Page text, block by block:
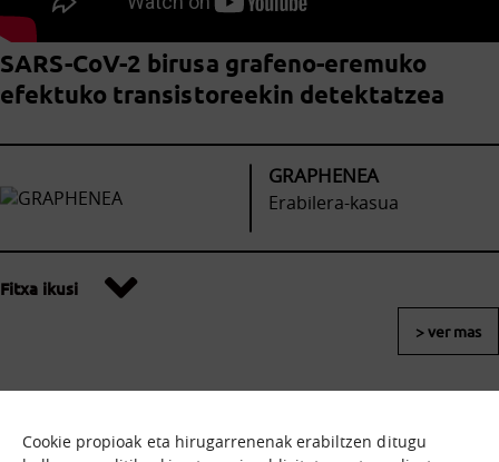
Cookie propioak eta hirugarrenenak erabiltzen ditugu
SARS-CoV-2 birusa grafeno-eremuko
efektuko transistoreekin detektatzea
GRAPHENEA
Erabilera-kasua
Fitxa ikusi
> ver mas